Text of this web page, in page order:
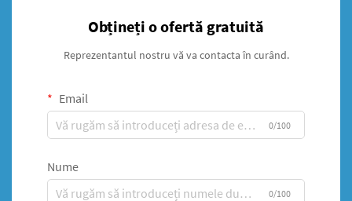
Obțineți o ofertă gratuită
Reprezentantul nostru vă va contacta în curând.
Email
0/100
Nume
0/100